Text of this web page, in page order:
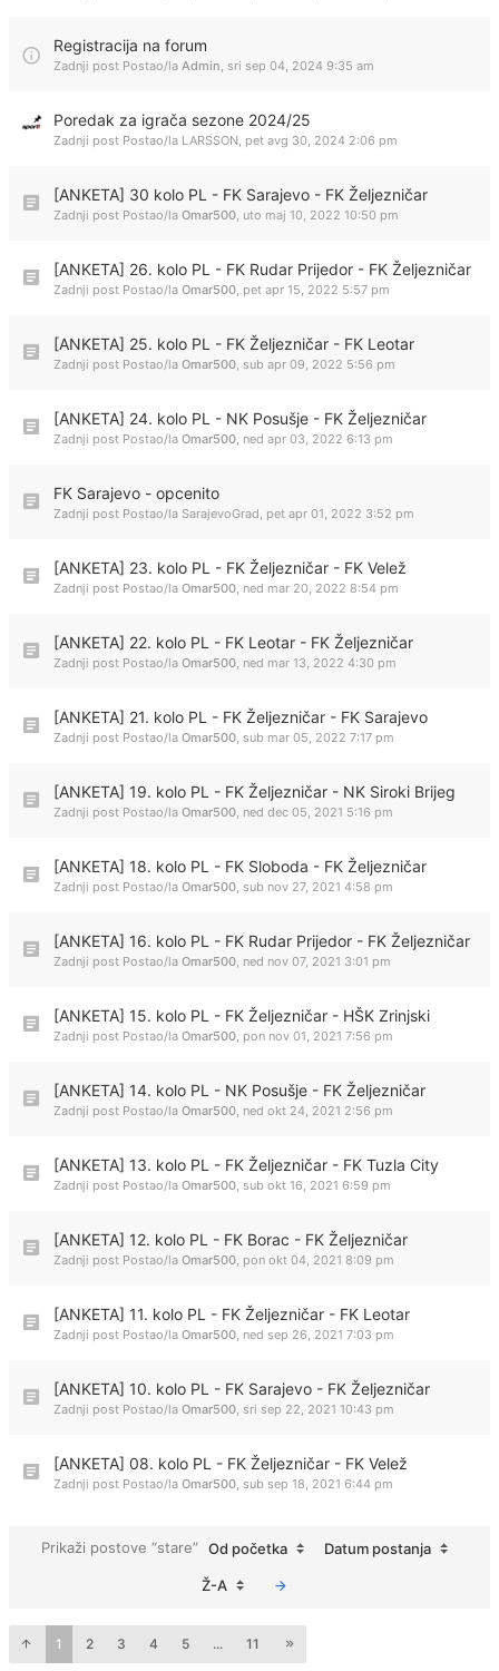
Registracija na forum
Zadnji post Postao/la Admin, sri sep 04, 2024 9:35 am
Poredak za igrača sezone 2024/25
Zadnji post Postao/la LARSSON, pet avg 30, 2024 2:06 pm
[ANKETA] 30 kolo PL - FK Sarajevo - FK Željezničar
Zadnji post Postao/la Omar500, uto maj 10, 2022 10:50 pm
[ANKETA] 26. kolo PL - FK Rudar Prijedor - FK Željezničar
Zadnji post Postao/la Omar500, pet apr 15, 2022 5:57 pm
[ANKETA] 25. kolo PL - FK Željezničar - FK Leotar
Zadnji post Postao/la Omar500, sub apr 09, 2022 5:56 pm
[ANKETA] 24. kolo PL - NK Posušje - FK Željezničar
Zadnji post Postao/la Omar500, ned apr 03, 2022 6:13 pm
FK Sarajevo - opcenito
Zadnji post Postao/la SarajevoGrad, pet apr 01, 2022 3:52 pm
[ANKETA] 23. kolo PL - FK Željezničar - FK Velež
Zadnji post Postao/la Omar500, ned mar 20, 2022 8:54 pm
[ANKETA] 22. kolo PL - FK Leotar - FK Željezničar
Zadnji post Postao/la Omar500, ned mar 13, 2022 4:30 pm
[ANKETA] 21. kolo PL - FK Željezničar - FK Sarajevo
Zadnji post Postao/la Omar500, sub mar 05, 2022 7:17 pm
[ANKETA] 19. kolo PL - FK Željezničar - NK Siroki Brijeg
Zadnji post Postao/la Omar500, ned dec 05, 2021 5:16 pm
[ANKETA] 18. kolo PL - FK Sloboda - FK Željezničar
Zadnji post Postao/la Omar500, sub nov 27, 2021 4:58 pm
[ANKETA] 16. kolo PL - FK Rudar Prijedor - FK Željezničar
Zadnji post Postao/la Omar500, ned nov 07, 2021 3:01 pm
[ANKETA] 15. kolo PL - FK Željezničar - HŠK Zrinjski
Zadnji post Postao/la Omar500, pon nov 01, 2021 7:56 pm
[ANKETA] 14. kolo PL - NK Posušje - FK Željezničar
Zadnji post Postao/la Omar500, ned okt 24, 2021 2:56 pm
[ANKETA] 13. kolo PL - FK Željezničar - FK Tuzla City
Zadnji post Postao/la Omar500, sub okt 16, 2021 6:59 pm
[ANKETA] 12. kolo PL - FK Borac - FK Željezničar
Zadnji post Postao/la Omar500, pon okt 04, 2021 8:09 pm
[ANKETA] 11. kolo PL - FK Željezničar - FK Leotar
Zadnji post Postao/la Omar500, ned sep 26, 2021 7:03 pm
[ANKETA] 10. kolo PL - FK Sarajevo - FK Željezničar
Zadnji post Postao/la Omar500, sri sep 22, 2021 10:43 pm
[ANKETA] 08. kolo PL - FK Željezničar - FK Velež
Zadnji post Postao/la Omar500, sub sep 18, 2021 6:44 pm
Prikaži postove “stare” Od početka Datum postanja
Ž-A
1 2 3 4 5 ... 11